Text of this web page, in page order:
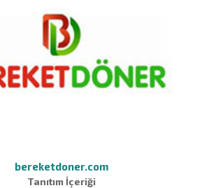
bereketdoner.com
Tanıtım İçeriği